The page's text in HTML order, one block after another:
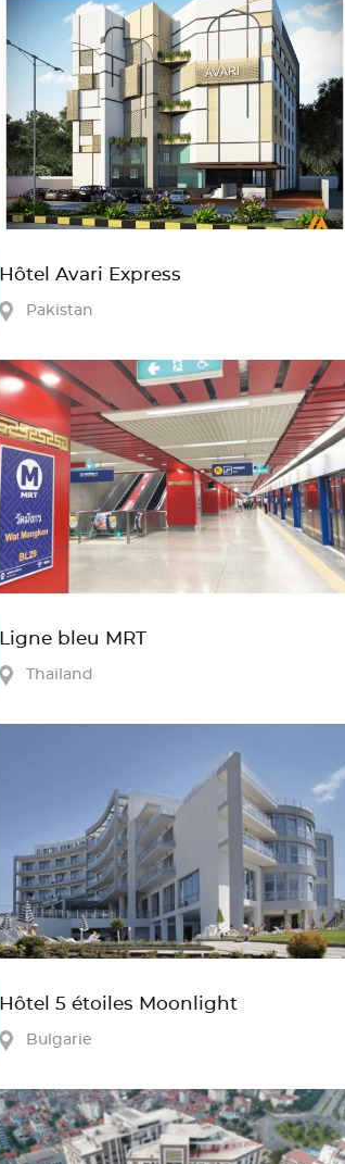
Hôtel Avari Express
Pakistan
Ligne bleu MRT
Thailand
Hôtel 5 étoiles Moonlight
Bulgarie